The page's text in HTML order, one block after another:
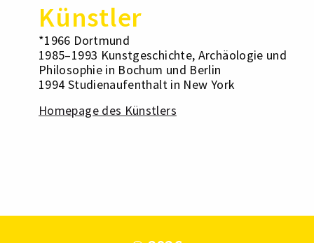
Künstler
*1966 Dortmund
1985–1993 Kunstgeschichte, Archäologie und
Philosophie in Bochum und Berlin
1994 Studienaufenthalt in New York
Homepage des Künstlers